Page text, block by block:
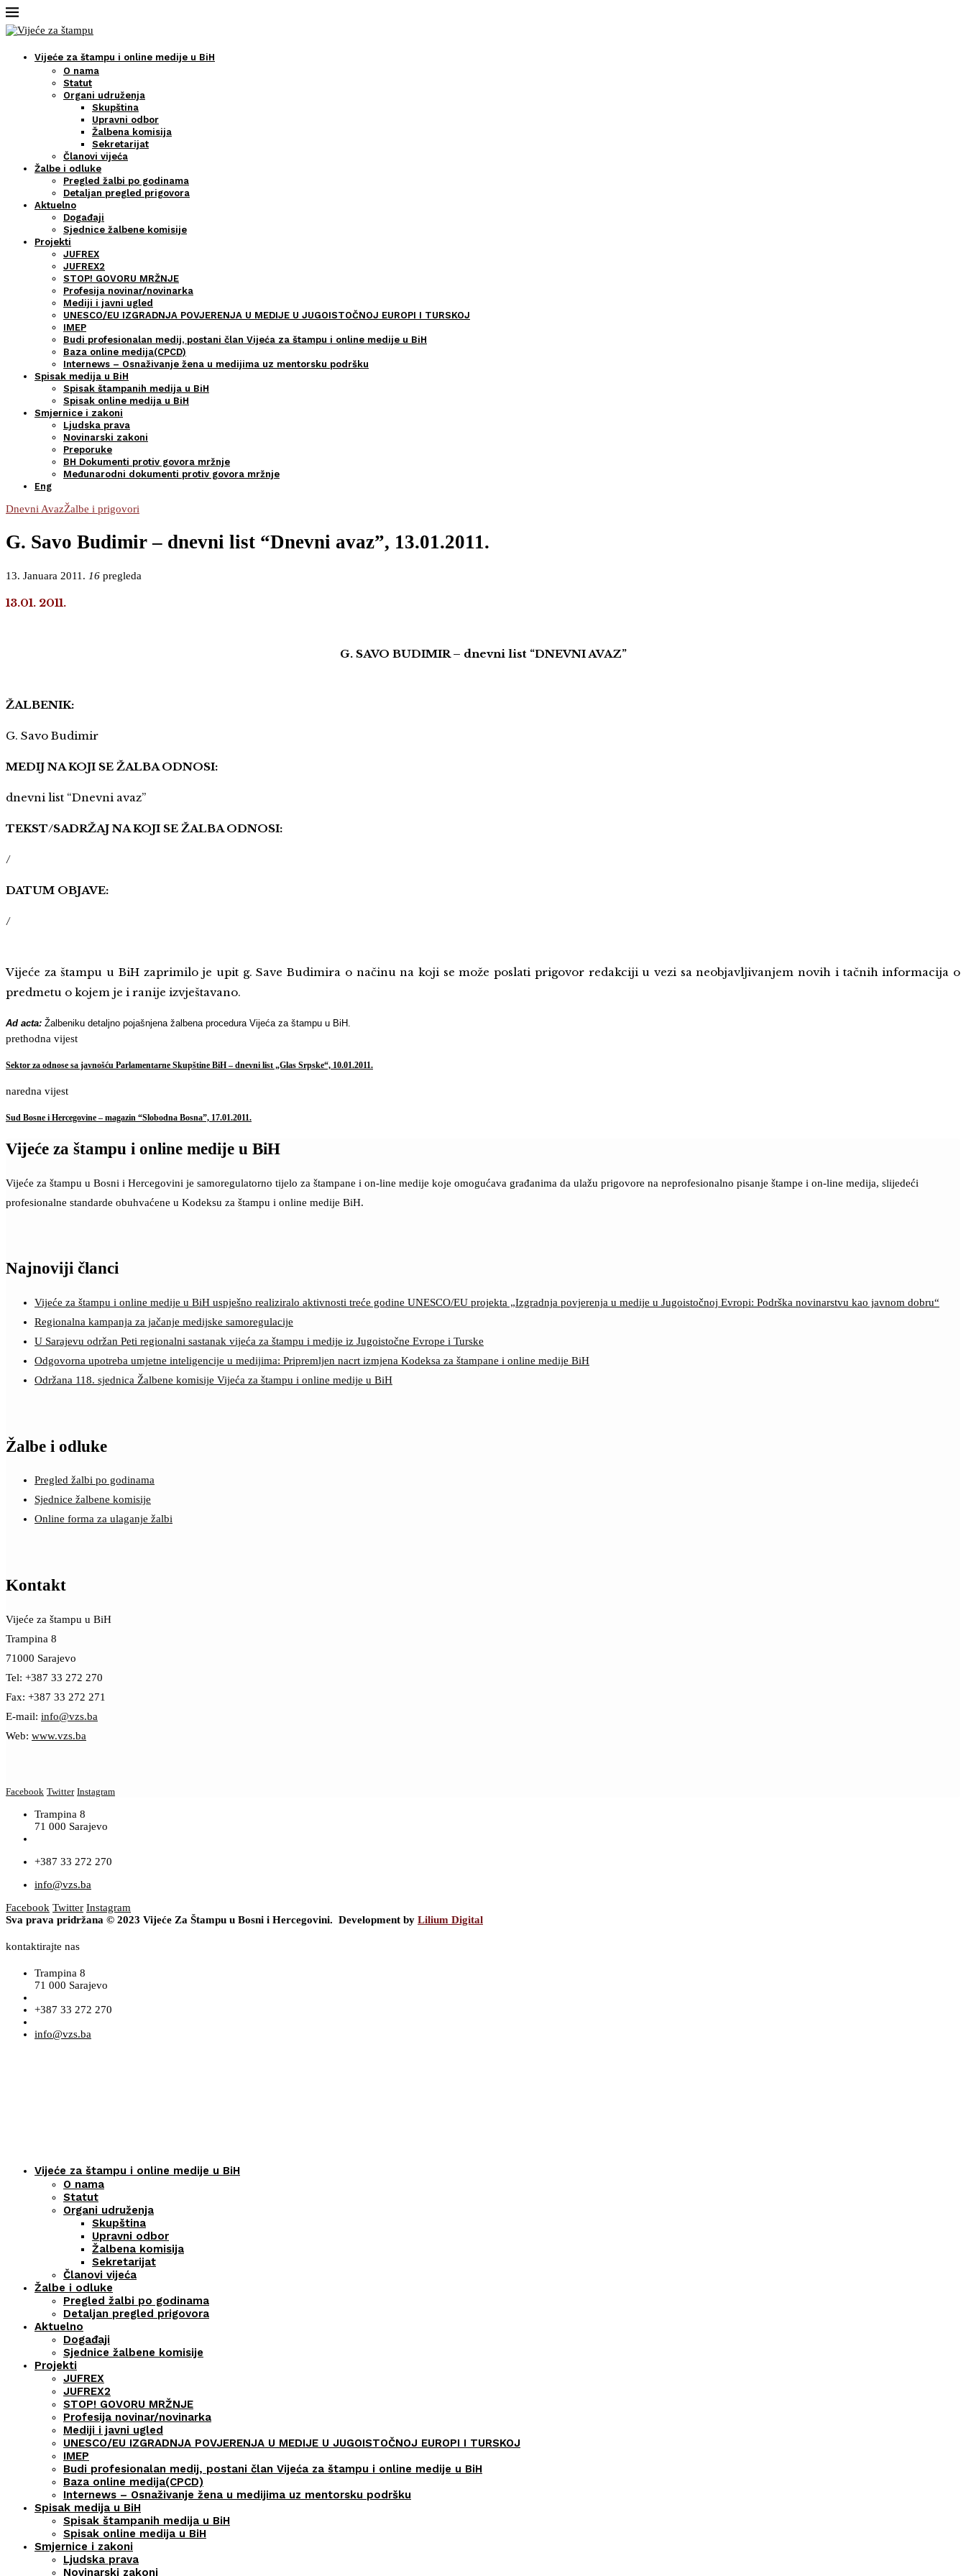
Vijeće za štampu i online medije u BiH
O nama
Statut
Organi udruženja
Skupština
Upravni odbor
Žalbena komisija
Sekretarijat
Članovi vijeća
Žalbe i odluke
Pregled žalbi po godinama
Detaljan pregled prigovora
Aktuelno
Događaji
Sjednice žalbene komisije
Projekti
JUFREX
JUFREX2
STOP! GOVORU MRŽNJE
Profesija novinar/novinarka
Mediji i javni ugled
UNESCO/EU IZGRADNJA POVJERENJA U MEDIJE U JUGOISTOČNOJ EUROPI I TURSKOJ
IMEP
Budi profesionalan medij, postani član Vijeća za štampu i online medije u BiH
Baza online medija(CPCD)
Internews – Osnaživanje žena u medijima uz mentorsku podršku
Spisak medija u BiH
Spisak štampanih medija u BiH
Spisak online medija u BiH
Smjernice i zakoni
Ljudska prava
Novinarski zakoni
Preporuke
BH Dokumenti protiv govora mržnje
Međunarodni dokumenti protiv govora mržnje
Eng
Dnevni AvazŽalbe i prigovori
G. Savo Budimir – dnevni list “Dnevni avaz”, 13.01.2011.
13. Januara 2011. 16 pregleda
13.01. 2011.
G. SAVO BUDIMIR – dnevni list “DNEVNI AVAZ”
ŽALBENIK:
G. Savo Budimir
MEDIJ NA KOJI SE ŽALBA ODNOSI:
dnevni list “Dnevni avaz”
TEKST/SADRŽAJ NA KOJI SE ŽALBA ODNOSI:
/
DATUM OBJAVE:
/
Vijeće za štampu u BiH zaprimilo je upit g. Save Budimira o načinu na koji se može poslati prigovor redakciji u vezi sa neobjavljivanjem novih i tačnih informacija o
predmetu o kojem je i ranije izvještavano.
Ad acta: Žalbeniku detaljno pojašnjena žalbena procedura Vijeća za štampu u BiH.
prethodna vijest
Sektor za odnose sa javnošću Parlamentarne Skupštine BiH – dnevni list „Glas Srpske“, 10.01.2011.
naredna vijest
Sud Bosne i Hercegovine – magazin “Slobodna Bosna”, 17.01.2011.
Vijeće za štampu i online medije u BiH
Vijeće za štampu u Bosni i Hercegovini je samoregulatorno tijelo za štampane i on-line medije koje omogućava građanima da ulažu prigovore na neprofesionalno pisanje štampe i on-line medija, slijedeći
profesionalne standarde obuhvaćene u Kodeksu za štampu i online medije BiH.
Najnoviji članci
Vijeće za štampu i online medije u BiH uspješno realiziralo aktivnosti treće godine UNESCO/EU projekta „Izgradnja povjerenja u medije u Jugoistočnoj Evropi: Podrška novinarstvu kao javnom dobru“
Regionalna kampanja za jačanje medijske samoregulacije
U Sarajevu održan Peti regionalni sastanak vijeća za štampu i medije iz Jugoistočne Evrope i Turske
Odgovorna upotreba umjetne inteligencije u medijima: Pripremljen nacrt izmjena Kodeksa za štampane i online medije BiH
Održana 118. sjednica Žalbene komisije Vijeća za štampu i online medije u BiH
Žalbe i odluke
Pregled žalbi po godinama
Sjednice žalbene komisije
Online forma za ulaganje žalbi
Kontakt
Vijeće za štampu u BiH
Trampina 8
71000 Sarajevo
Tel: +387 33 272 270
Fax: +387 33 272 271
E-mail: info@vzs.ba
Web: www.vzs.ba
Facebook Twitter Instagram
Trampina 8
71 000 Sarajevo
+387 33 272 270
info@vzs.ba
Facebook Twitter Instagram
Sva prava pridržana © 2023 Vijeće Za Štampu u Bosni i Hercegovini. Development by Lilium Digital
kontaktirajte nas
Trampina 8
71 000 Sarajevo
+387 33 272 270
info@vzs.ba
Vijeće za štampu i online medije u BiH
O nama
Statut
Organi udruženja
Skupština
Upravni odbor
Žalbena komisija
Sekretarijat
Članovi vijeća
Žalbe i odluke
Pregled žalbi po godinama
Detaljan pregled prigovora
Aktuelno
Događaji
Sjednice žalbene komisije
Projekti
JUFREX
JUFREX2
STOP! GOVORU MRŽNJE
Profesija novinar/novinarka
Mediji i javni ugled
UNESCO/EU IZGRADNJA POVJERENJA U MEDIJE U JUGOISTOČNOJ EUROPI I TURSKOJ
IMEP
Budi profesionalan medij, postani član Vijeća za štampu i online medije u BiH
Baza online medija(CPCD)
Internews – Osnaživanje žena u medijima uz mentorsku podršku
Spisak medija u BiH
Spisak štampanih medija u BiH
Spisak online medija u BiH
Smjernice i zakoni
Ljudska prava
Novinarski zakoni